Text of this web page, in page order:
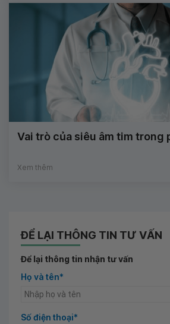
Vai trò của siêu âm tim trong
Xem thêm
ĐỂ LẠI THÔNG TIN TƯ VẤN
Để lại thông tin nhận tư vấn
Họ và tên*
Số điện thoại*